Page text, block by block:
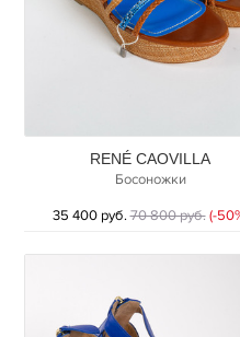
RENÉ CAOVILLA
Босоножки
35 400 руб.70 800 руб. (-